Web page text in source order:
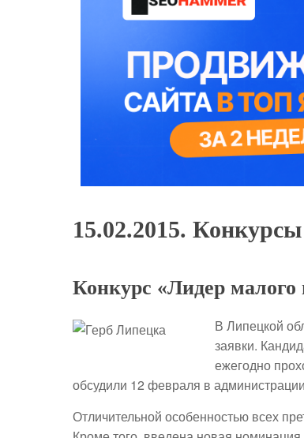
15.02.2015.
Конкурс «Лидер малого
В Липецкой
заявки.
ежегодно
обсудили 12 февраля в
Отличительной особенностью всех